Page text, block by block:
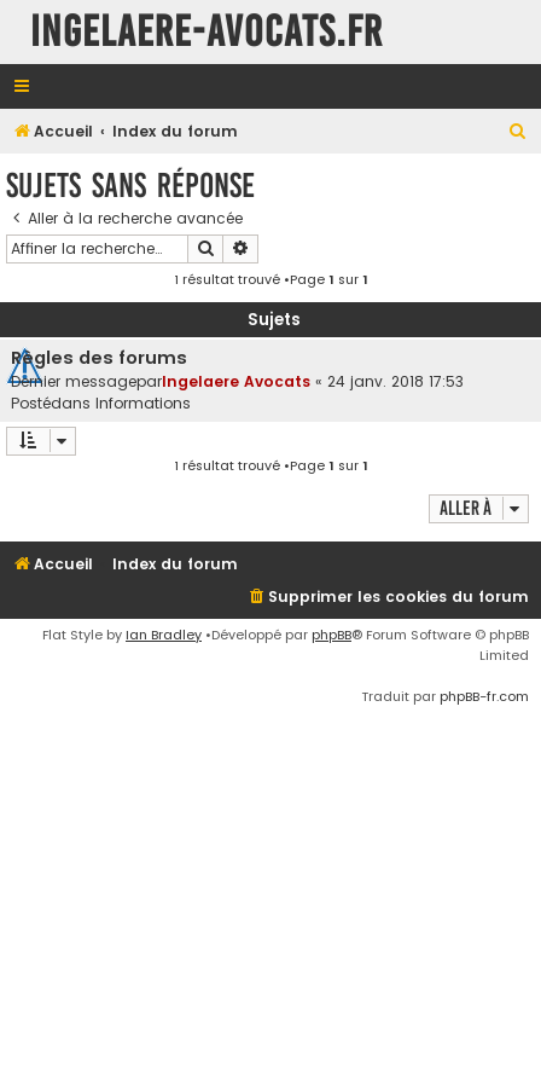
INGELAERE-AVOCATS.FR
Accueil Index du forum
Sujets sans réponse
Aller à la recherche avancée
Rechercher
1 résultat trouvé •Page1 sur1
Sujets
Règles des forums
Dernier messageparIngelaere Avocats « 24 janv. 2018 17:53
Postédans Informations
1 résultat trouvé •Page1 sur1
Aller à
Accueil
Index du forum
Supprimer les cookies du forum
Flat Style by Ian Bradley •Développé par phpBB® Forum Software © phpBB
Limited
Traduit par phpBB-fr.com